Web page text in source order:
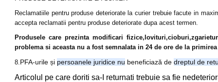
Reclamatiile pentru produse deteriorate la curier trebuie facute in
accepta reclamatii pentru produse deteriorate dupa acest termen.
Produsele care prezinta modificari
problema si aceasta nu a fost semnalata in 24 de ore de la
8.PFA-urile și persoanele juridice nu beneficiază de dreptul de
Articolul pe care doriti sa-I returnati trebuie sa fie